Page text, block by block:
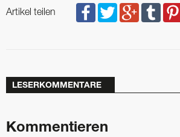
Artikel teilen
LESERKOMMENTARE
Kommentieren